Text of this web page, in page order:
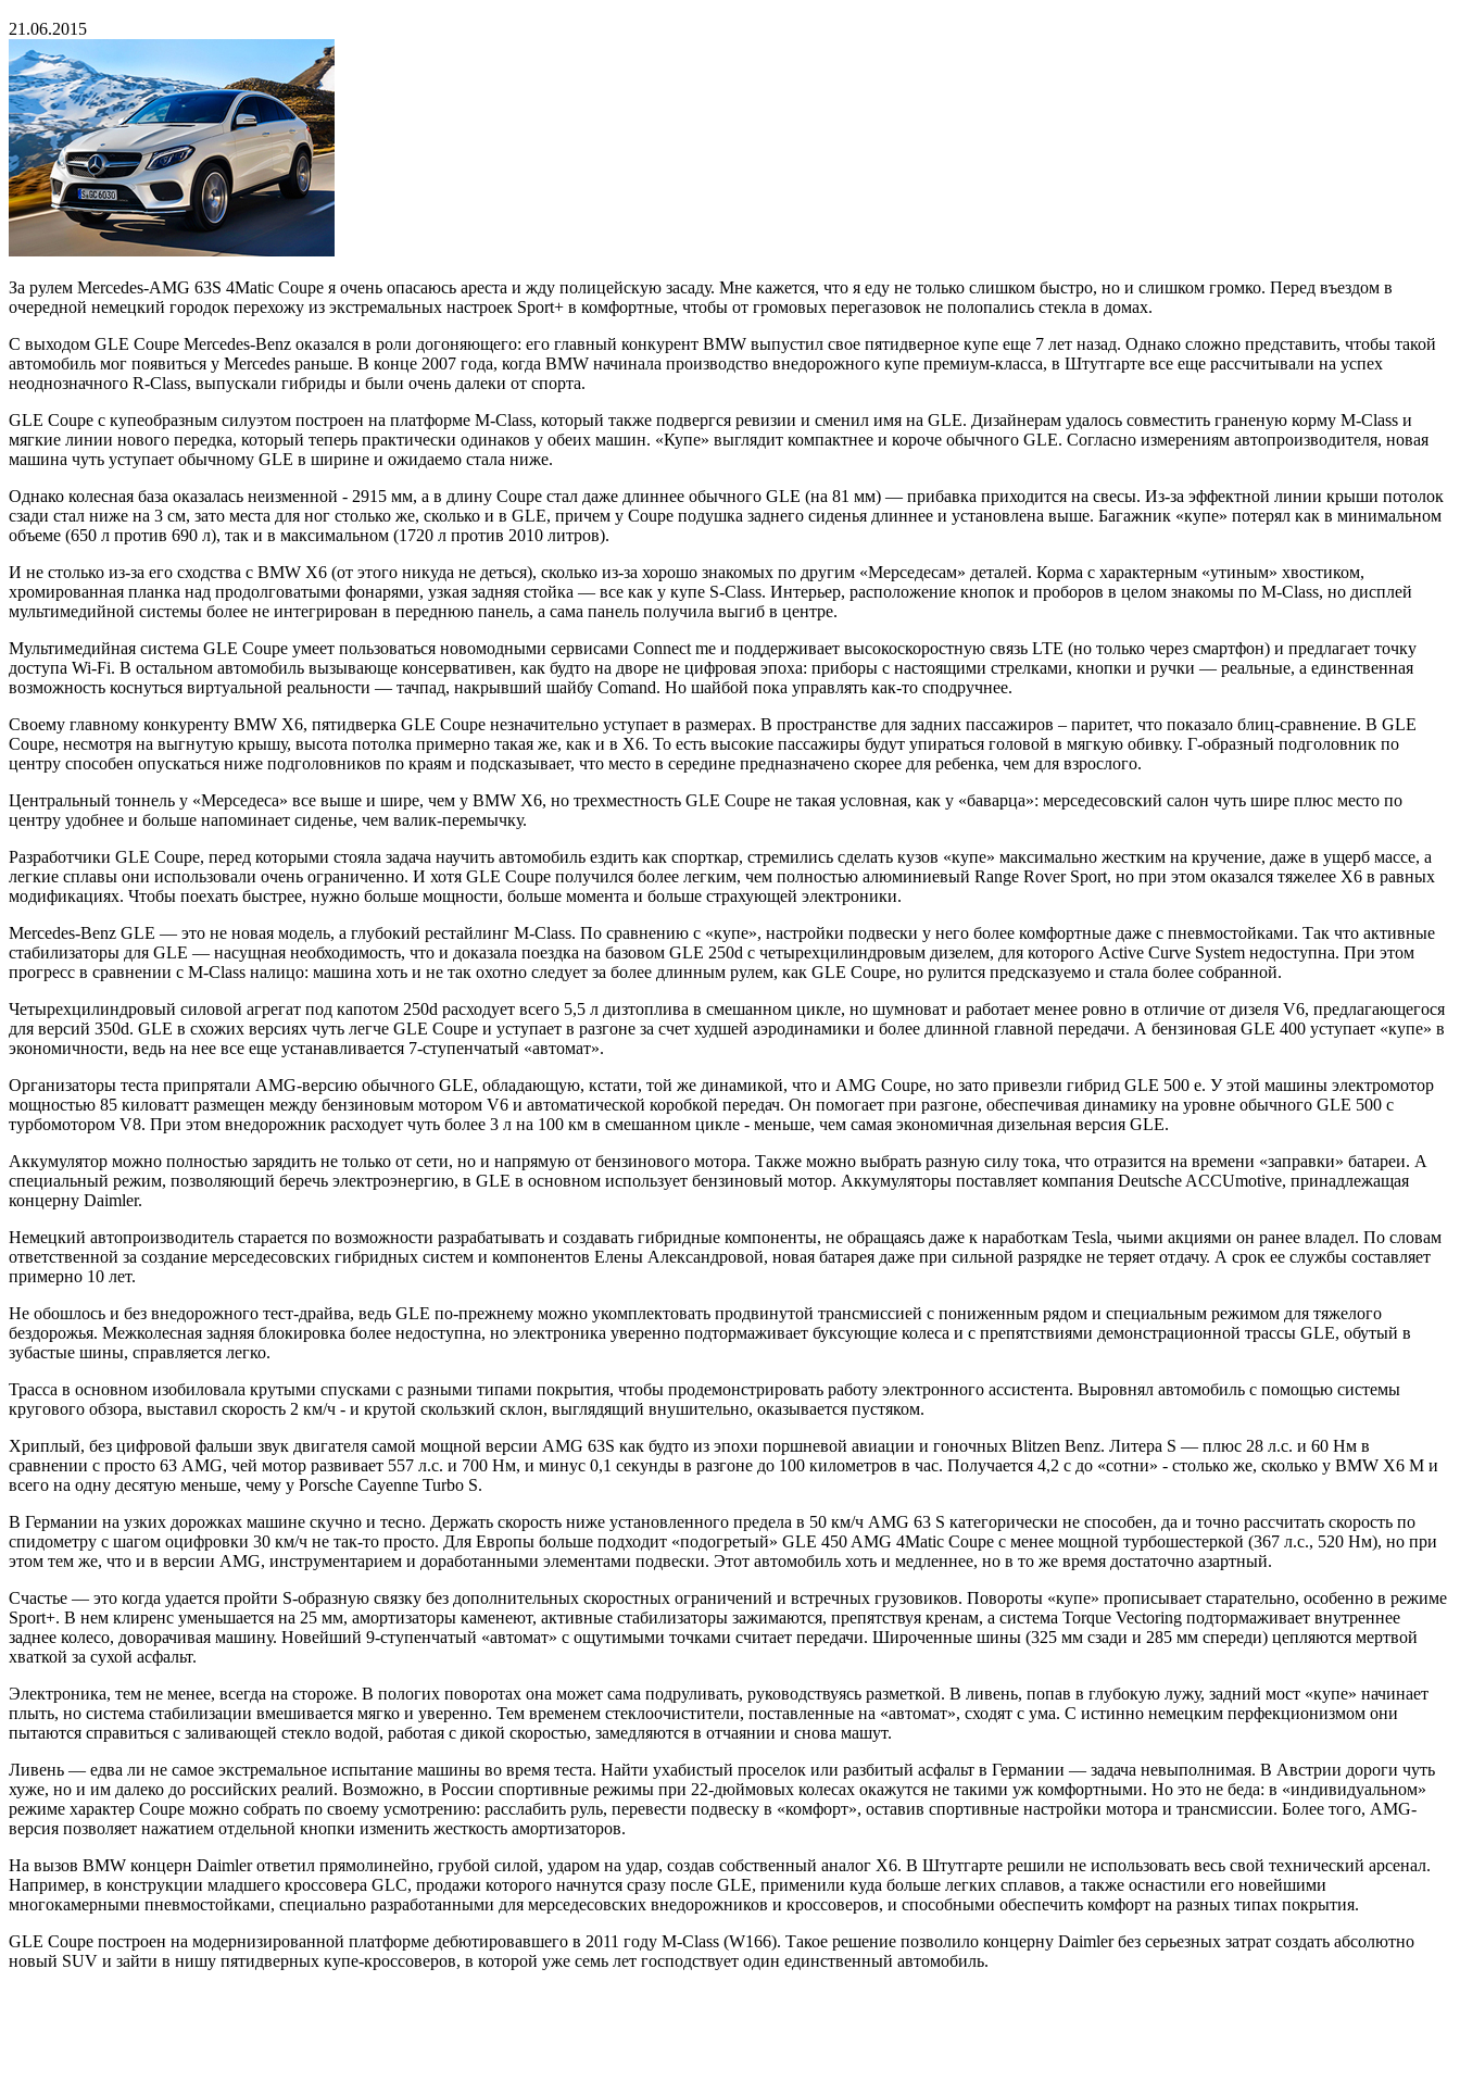
21.06.2015
За рулем Mercedes-AMG 63S 4Matic Coupe я очень опасаюсь ареста и жду полицейскую засаду. Мне кажется, что я еду не только слишком быстро, но и слишком громко. Перед въездом в
очередной немецкий городок перехожу из экстремальных настроек Sport+ в комфортные, чтобы от громовых перегазовок не полопались стекла в домах.
С выходом GLE Coupe Mercedes-Benz оказался в роли догоняющего: его главный конкурент BMW выпустил свое пятидверное купе еще 7 лет назад. Однако сложно представить, чтобы такой
автомобиль мог появиться у Mercedes раньше. В конце 2007 года, когда BMW начинала производство внедорожного купе премиум-класса, в Штутгарте все еще рассчитывали на успех
неоднозначного R-Class, выпускали гибриды и были очень далеки от спорта.
GLE Coupe с купеобразным силуэтом построен на платформе M-Class, который также подвергся ревизии и сменил имя на GLE. Дизайнерам удалось совместить граненую корму М-Class и
мягкие линии нового передка, который теперь практически одинаков у обеих машин. «Купе» выглядит компактнее и короче обычного GLE. Согласно измерениям автопроизводителя, новая
машина чуть уступает обычному GLE в ширине и ожидаемо стала ниже.
Однако колесная база оказалась неизменной - 2915 мм, а в длину Coupe стал даже длиннее обычного GLE (на 81 мм) — прибавка приходится на свесы. Из-за эффектной линии крыши потолок
сзади стал ниже на 3 см, зато места для ног столько же, сколько и в GLE, причем у Coupe подушка заднего сиденья длиннее и установлена выше. Багажник «купе» потерял как в минимальном
объеме (650 л против 690 л), так и в максимальном (1720 л против 2010 литров).
И не столько из-за его сходства с BMW X6 (от этого никуда не деться), сколько из-за хорошо знакомых по другим «Мерседесам» деталей. Корма с характерным «утиным» хвостиком,
хромированная планка над продолговатыми фонарями, узкая задняя стойка — все как у купе S-Class. Интерьер, расположение кнопок и проборов в целом знакомы по М-Class, но дисплей
мультимедийной системы более не интегрирован в переднюю панель, а сама панель получила выгиб в центре.
Мультимедийная система GLE Coupe умеет пользоваться новомодными сервисами Connect me и поддерживает высокоскоростную связь LTE (но только через смартфон) и предлагает точку
доступа Wi-Fi. В остальном автомобиль вызывающе консервативен, как будто на дворе не цифровая эпоха: приборы с настоящими стрелками, кнопки и ручки — реальные, а единственная
возможность коснуться виртуальной реальности — тачпад, накрывший шайбу Comand. Но шайбой пока управлять как-то сподручнее.
Своему главному конкуренту BMW X6, пятидверка GLE Coupe незначительно уступает в размерах. В пространстве для задних пассажиров – паритет, что показало блиц-сравнение. В GLE
Coupe, несмотря на выгнутую крышу, высота потолка примерно такая же, как и в X6. То есть высокие пассажиры будут упираться головой в мягкую обивку. Г-образный подголовник по
центру способен опускаться ниже подголовников по краям и подсказывает, что место в середине предназначено скорее для ребенка, чем для взрослого.
Центральный тоннель у «Мерседеса» все выше и шире, чем у BMW X6, но трехместность GLE Coupe не такая условная, как у «баварца»: мерседесовский салон чуть шире плюс место по
центру удобнее и больше напоминает сиденье, чем валик-перемычку.
Разработчики GLE Coupe, перед которыми стояла задача научить автомобиль ездить как спорткар, стремились сделать кузов «купе» максимально жестким на кручение, даже в ущерб массе, а
легкие сплавы они использовали очень ограниченно. И хотя GLE Coupe получился более легким, чем полностью алюминиевый Range Rover Sport, но при этом оказался тяжелее X6 в равных
модификациях. Чтобы поехать быстрее, нужно больше мощности, больше момента и больше страхующей электроники.
Mercedes-Benz GLE — это не новая модель, а глубокий рестайлинг M-Class. По сравнению с «купе», настройки подвески у него более комфортные даже с пневмостойками. Так что активные
стабилизаторы для GLE — насущная необходимость, что и доказала поездка на базовом GLE 250d c четырехцилиндровым дизелем, для которого Active Curve System недоступна. При этом
прогресс в сравнении с M-Class налицо: машина хоть и не так охотно следует за более длинным рулем, как GLE Coupe, но рулится предсказуемо и стала более собранной.
Четырехцилиндровый силовой агрегат под капотом 250d расходует всего 5,5 л дизтоплива в смешанном цикле, но шумноват и работает менее ровно в отличие от дизеля V6, предлагающегося
для версий 350d. GLE в схожих версиях чуть легче GLE Coupe и уступает в разгоне за счет худшей аэродинамики и более длинной главной передачи. А бензиновая GLE 400 уступает «купе» в
экономичности, ведь на нее все еще устанавливается 7-ступенчатый «автомат».
Организаторы теста припрятали AMG-версию обычного GLE, обладающую, кстати, той же динамикой, что и AMG Coupe, но зато привезли гибрид GLE 500 e. У этой машины электромотор
мощностью 85 киловатт размещен между бензиновым мотором V6 и автоматической коробкой передач. Он помогает при разгоне, обеспечивая динамику на уровне обычного GLE 500 с
турбомотором V8. При этом внедорожник расходует чуть более 3 л на 100 км в смешанном цикле - меньше, чем самая экономичная дизельная версия GLE.
Аккумулятор можно полностью зарядить не только от сети, но и напрямую от бензинового мотора. Также можно выбрать разную силу тока, что отразится на времени «заправки» батареи. А
специальный режим, позволяющий беречь электроэнергию, в GLE в основном использует бензиновый мотор. Аккумуляторы поставляет компания Deutsche ACCUmotive, принадлежащая
концерну Daimler.
Немецкий автопроизводитель старается по возможности разрабатывать и создавать гибридные компоненты, не обращаясь даже к наработкам Tesla, чьими акциями он ранее владел. По словам
ответственной за создание мерседесовских гибридных систем и компонентов Елены Александровой, новая батарея даже при сильной разрядке не теряет отдачу. А срок ее службы составляет
примерно 10 лет.
Не обошлось и без внедорожного тест-драйва, ведь GLE по-прежнему можно укомплектовать продвинутой трансмиссией с пониженным рядом и специальным режимом для тяжелого
бездорожья. Межколесная задняя блокировка более недоступна, но электроника уверенно подтормаживает буксующие колеса и с препятствиями демонстрационной трассы GLE, обутый в
зубастые шины, справляется легко.
Трасса в основном изобиловала крутыми спусками с разными типами покрытия, чтобы продемонстрировать работу электронного ассистента. Выровнял автомобиль с помощью системы
кругового обзора, выставил скорость 2 км/ч - и крутой скользкий склон, выглядящий внушительно, оказывается пустяком.
Хриплый, без цифровой фальши звук двигателя самой мощной версии AMG 63S как будто из эпохи поршневой авиации и гоночных Blitzen Benz. Литера S — плюс 28 л.с. и 60 Нм в
сравнении с просто 63 AMG, чей мотор развивает 557 л.с. и 700 Нм, и минус 0,1 секунды в разгоне до 100 километров в час. Получается 4,2 с до «сотни» - столько же, сколько у BMW X6 M и
всего на одну десятую меньше, чему у Porsche Cayenne Turbo S.
В Германии на узких дорожках машине скучно и тесно. Держать скорость ниже установленного предела в 50 км/ч AMG 63 S категорически не способен, да и точно рассчитать скорость по
спидометру с шагом оцифровки 30 км/ч не так-то просто. Для Европы больше подходит «подогретый» GLE 450 AMG 4Matic Coupe с менее мощной турбошестеркой (367 л.с., 520 Нм), но при
этом тем же, что и в версии AMG, инструментарием и доработанными элементами подвески. Этот автомобиль хоть и медленнее, но в то же время достаточно азартный.
Счастье — это когда удается пройти S-образную связку без дополнительных скоростных ограничений и встречных грузовиков. Повороты «купе» прописывает старательно, особенно в режиме
Sport+. В нем клиренс уменьшается на 25 мм, амортизаторы каменеют, активные стабилизаторы зажимаются, препятствуя кренам, а система Torque Vectoring подтормаживает внутреннее
заднее колесо, доворачивая машину. Новейший 9-ступенчатый «автомат» с ощутимыми точками считает передачи. Широченные шины (325 мм сзади и 285 мм спереди) цепляются мертвой
хваткой за сухой асфальт.
Электроника, тем не менее, всегда на стороже. В пологих поворотах она может сама подруливать, руководствуясь разметкой. В ливень, попав в глубокую лужу, задний мост «купе» начинает
плыть, но система стабилизации вмешивается мягко и уверенно. Тем временем стеклоочистители, поставленные на «автомат», сходят с ума. С истинно немецким перфекционизмом они
пытаются справиться с заливающей стекло водой, работая с дикой скоростью, замедляются в отчаянии и снова машут.
Ливень — едва ли не самое экстремальное испытание машины во время теста. Найти ухабистый проселок или разбитый асфальт в Германии — задача невыполнимая. В Австрии дороги чуть
хуже, но и им далеко до российских реалий. Возможно, в России спортивные режимы при 22-дюймовых колесах окажутся не такими уж комфортными. Но это не беда: в «индивидуальном»
режиме характер Coupe можно собрать по своему усмотрению: расслабить руль, перевести подвеску в «комфорт», оставив спортивные настройки мотора и трансмиссии. Более того, AMG-
версия позволяет нажатием отдельной кнопки изменить жесткость амортизаторов.
На вызов BMW концерн Daimler ответил прямолинейно, грубой силой, ударом на удар, создав собственный аналог X6. В Штутгарте решили не использовать весь свой технический арсенал.
Например, в конструкции младшего кроссовера GLC, продажи которого начнутся сразу после GLE, применили куда больше легких сплавов, а также оснастили его новейшими
многокамерными пневмостойками, специально разработанными для мерседесовских внедорожников и кроссоверов, и способными обеспечить комфорт на разных типах покрытия.
GLE Coupe построен на модернизированной платформе дебютировавшего в 2011 году M-Class (W166). Такое решение позволило концерну Daimler без серьезных затрат создать абсолютно
новый SUV и зайти в нишу пятидверных купе-кроссоверов, в которой уже семь лет господствует один единственный автомобиль.